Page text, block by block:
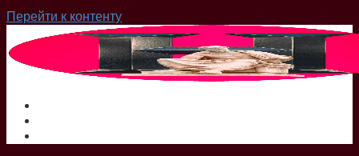
Перейти к контенту